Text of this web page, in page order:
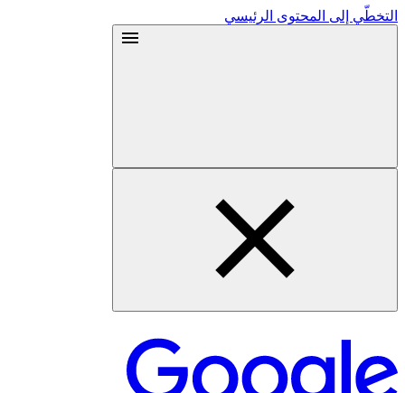
التخطّي إلى المحتوى الرئيسي